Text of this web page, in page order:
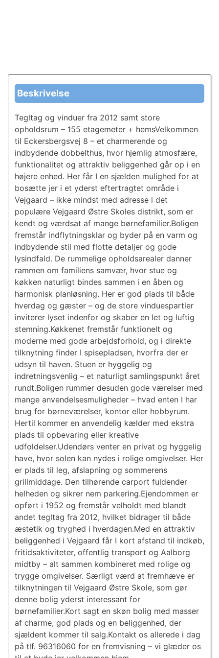
Beskrivelse
Tegltag og vinduer fra 2012 samt store
opholdsrum – 155 etagemeter + hemsVelkommen
til Eckersbergsvej 8 – et charmerende og
indbydende dobbelthus, hvor hjemlig atmosfære,
funktionalitet og attraktiv beliggenhed går op i en
højere enhed. Her får I en sjælden mulighed for at
bosætte jer i et yderst eftertragtet område i
Vejgaard – ikke mindst med adresse i det
populære Vejgaard Østre Skoles distrikt, som er
kendt og værdsat af mange børnefamilier.Boligen
fremstår indflytningsklar og byder på en varm og
indbydende stil med flotte detaljer og gode
lysindfald. De rummelige opholdsarealer danner
rammen om familiens samvær, hvor stue og
køkken naturligt bindes sammen i en åben og
harmonisk planløsning. Her er god plads til både
hverdag og gæster – og de store vinduespartier
inviterer lyset indenfor og skaber en let og luftig
stemning.Køkkenet fremstår funktionelt og
moderne med gode arbejdsforhold, og i direkte
tilknytning finder I spisepladsen, hvorfra der er
udsyn til haven. Stuen er hyggelig og
indretningsvenlig – et naturligt samlingspunkt året
rundt.Boligen rummer desuden gode værelser med
mange anvendelsesmuligheder – hvad enten I har
brug for børneværelser, kontor eller hobbyrum.
Hertil kommer en anvendelig kælder med ekstra
plads til opbevaring eller kreative
udfoldelser.Udendørs venter en privat og hyggelig
have, hvor solen kan nydes i rolige omgivelser. Her
er plads til leg, afslapning og sommerens
grillmiddage. Den tilhørende carport fuldender
helheden og sikrer nem parkering.Ejendommen er
opført i 1952 og fremstår velholdt med blandt
andet tegltag fra 2012, hvilket bidrager til både
æstetik og tryghed i hverdagen.Med en attraktiv
beliggenhed i Vejgaard får I kort afstand til indkøb,
fritidsaktiviteter, offentlig transport og Aalborg
midtby – alt sammen kombineret med rolige og
trygge omgivelser. Særligt værd at fremhæve er
tilknytningen til Vejgaard Østre Skole, som gør
denne bolig yderst interessant for
børnefamilier.Kort sagt en skøn bolig med masser
af charme, god plads og en beliggenhed, der
sjældent kommer til salg.Kontakt os allerede i dag
på tlf. 96316060 for en fremvisning – vi glæder os